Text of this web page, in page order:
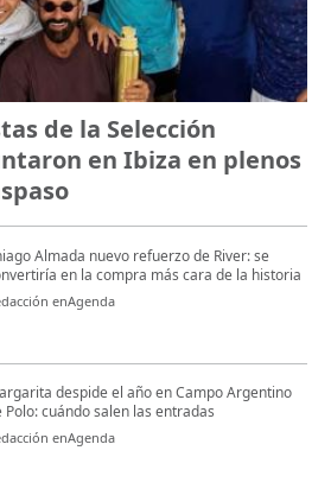
de la Selección
en Ibiza en plenos
Almada nuevo refuerzo de River: se
en la compra más cara de la historia
enAgenda
despide el año en Campo Argentino
Polo: cuándo salen las entradas
enAgenda